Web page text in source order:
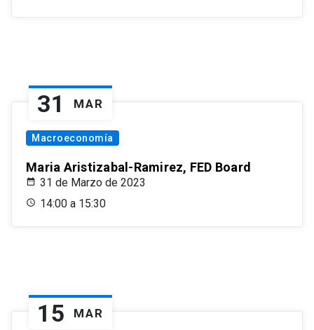
31 MAR
Macroeconomía
Maria Aristizabal-Ramirez, FED Board
31 de Marzo de 2023
14:00 a 15:30
15 MAR